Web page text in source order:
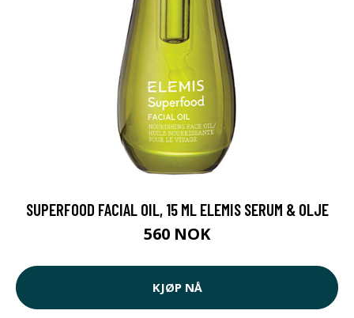
SUPERFOOD FACIAL OIL, 15 ML ELEMIS SERUM & OLJE
560 NOK
KJØP NÅ